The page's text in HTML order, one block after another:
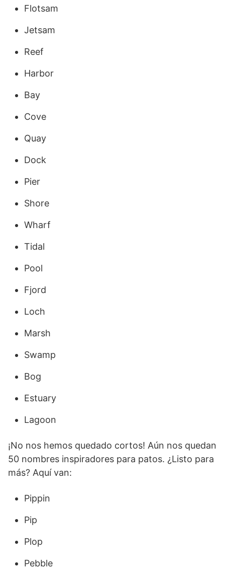
Flotsam
Jetsam
Reef
Harbor
Bay
Cove
Quay
Dock
Pier
Shore
Wharf
Tidal
Pool
Fjord
Loch
Marsh
Swamp
Bog
Estuary
Lagoon
¡No nos hemos quedado cortos! Aún nos quedan
50 nombres inspiradores para patos. ¿Listo para
más? Aquí van:
Pippin
Pip
Plop
Pebble